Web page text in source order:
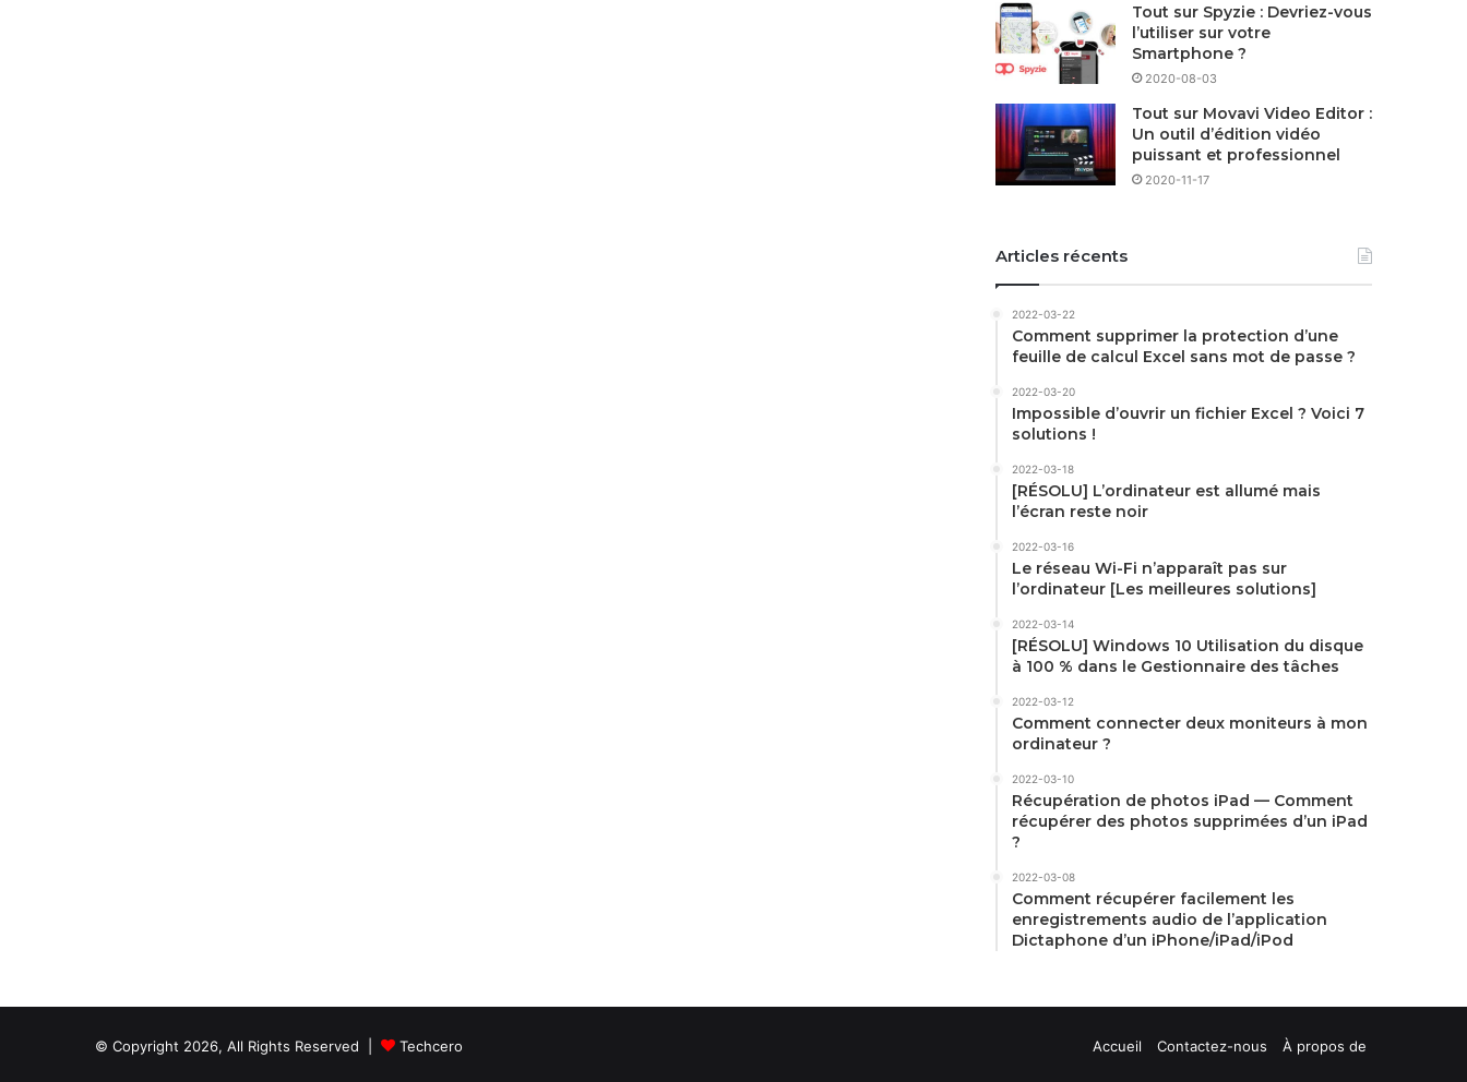
Tout sur Spyzie : Devriez-vous
l’utiliser sur votre
Smartphone ?
2020-08-03
Tout sur Movavi Video Editor :
Un outil d’édition vidéo
puissant et professionnel
2020-11-17
Articles récents
2022-03-22
Comment supprimer la protection d’une
feuille de calcul Excel sans mot de passe ?
2022-03-20
Impossible d’ouvrir un fichier Excel ? Voici 7
solutions !
2022-03-18
[RÉSOLU] L’ordinateur est allumé mais
l’écran reste noir
2022-03-16
Le réseau Wi-Fi n’apparaît pas sur
l’ordinateur [Les meilleures solutions]
2022-03-14
[RÉSOLU] Windows 10 Utilisation du disque
à 100 % dans le Gestionnaire des tâches
2022-03-12
Comment connecter deux moniteurs à mon
ordinateur ?
2022-03-10
Récupération de photos iPad — Comment
récupérer des photos supprimées d’un iPad
?
2022-03-08
Comment récupérer facilement les
enregistrements audio de l’application
Dictaphone d’un iPhone/iPad/iPod
© Copyright 2026, All Rights Reserved | Techcero Accueil Contactez-nous À propos de